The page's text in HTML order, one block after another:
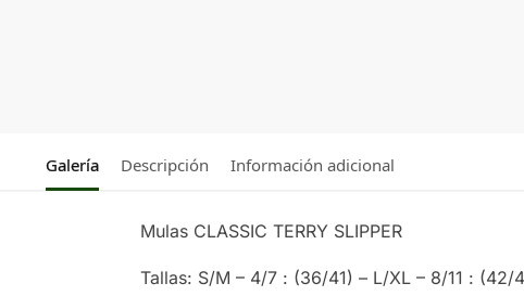
Galería Descripción Información adicional
Mulas CLASSIC TERRY SLIPPER
Tallas: S/M – 4/7 : (36/41) – L/XL – 8/11 : (42/